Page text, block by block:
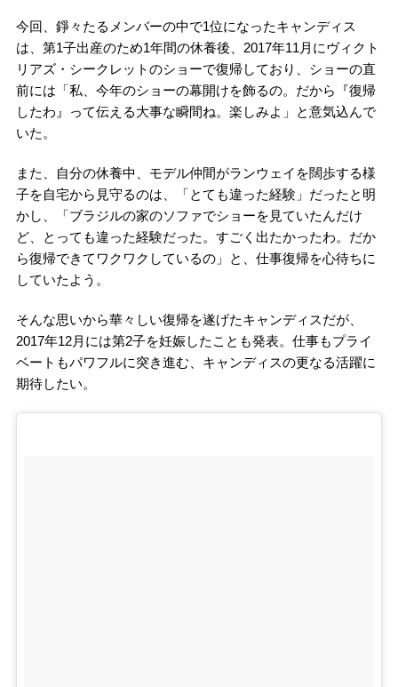
今回、錚々たるメンバーの中で1位になったキャンディス
は、第1子出産のため1年間の休養後、2017年11月にヴィクト
リアズ・シークレットのショーで復帰しており、ショーの直
前には「私、今年のショーの幕開けを飾るの。だから『復帰
したわ』って伝える大事な瞬間ね。楽しみよ」と意気込んで
いた。
また、自分の休養中、モデル仲間がランウェイを闊歩する様
子を自宅から見守るのは、「とても違った経験」だったと明
かし、「ブラジルの家のソファでショーを見ていたんだけ
ど、とっても違った経験だった。すごく出たかったわ。だか
ら復帰できてワクワクしているの」と、仕事復帰を心待ちに
していたよう。
そんな思いから華々しい復帰を遂げたキャンディスだが、
2017年12月には第2子を妊娠したことも発表。仕事もプライ
ベートもパワフルに突き進む、キャンディスの更なる活躍に
期待したい。